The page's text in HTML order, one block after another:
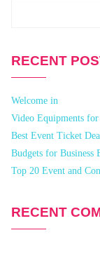
RECENT
Welcome in
Video Equipments for
Best Event Ticket
Budgets for Business
Top 20 Event and
RECENT